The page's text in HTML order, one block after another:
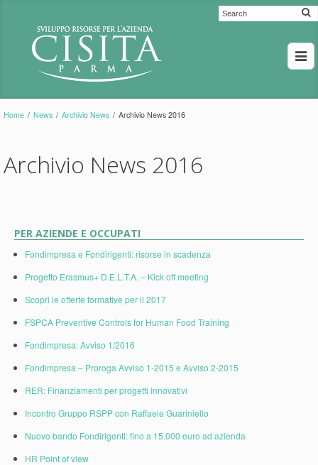
Home / News / Archivio News / Archivio News 2016
Archivio News 2016
PER AZIENDE E OCCUPATI
Fondimpresa e Fondirigenti: risorse in scadenza
Progetto Erasmus+ D.E.L.T.A. – Kick off meeting
Scopri le offerte formative per il 2017
FSPCA Preventive Controls for Human Food Training
Fondimpresa: Avviso 1/2016
Fondimpresa – Proroga Avviso 1-2015 e Avviso 2-2015
RER: Finanziamenti per progetti innovativi
Incontro Gruppo RSPP con Raffaele Guariniello
Nuovo bando Fondirigenti: fino a 15.000 euro ad azienda
HR Point of view